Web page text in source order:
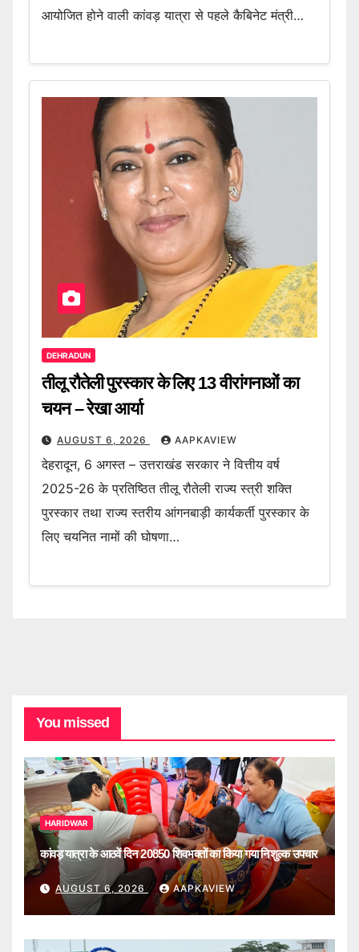
आयोजित होने वाली कांवड़ यात्रा से पहले कैबिनेट मंत्री…
DEHRADUN
तीलू रौतेली पुरस्कार के लिए 13 वीरांगनाओं का
चयन – रेखा आर्या
AUGUST 6, 2026 AAPKAVIEW
देहरादून, 6 अगस्त – उत्तराखंड सरकार ने वित्तीय वर्ष
2025-26 के प्रतिष्ठित तीलू रौतेली राज्य स्त्री शक्ति
पुरस्कार तथा राज्य स्तरीय आंगनबाड़ी कार्यकर्ती पुरस्कार के
लिए चयनित नामों की घोषणा…
You missed
HARIDWAR
कांवड़ यात्रा के आठवें दिन 20850 शिवभक्तों का किया गया निशुल्क उपचार
AUGUST 6, 2026 AAPKAVIEW